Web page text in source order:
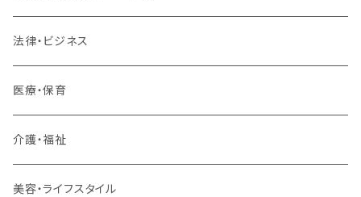
内定者・新入社員
若手社員・中堅社員
リーダー（主任・係長）
管理職
法律・ビジネス
医療・保育
介護・福祉
美容・ライフスタイル